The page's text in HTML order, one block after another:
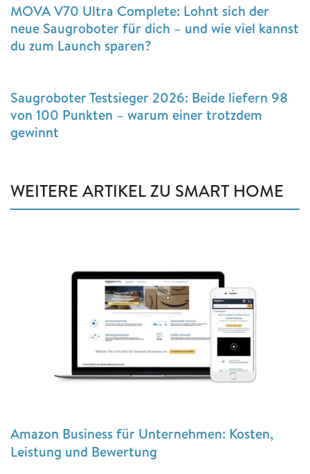
MOVA V70 Ultra Complete: Lohnt sich der
neue Saugroboter für dich – und wie viel kannst
du zum Launch sparen?
Saugroboter Testsieger 2026: Beide liefern 98
von 100 Punkten – warum einer trotzdem
gewinnt
WEITERE ARTIKEL ZU SMART HOME
Amazon Business für Unternehmen: Kosten,
Leistung und Bewertung